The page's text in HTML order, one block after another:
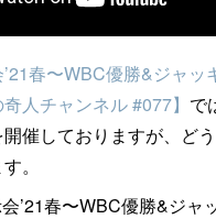
春〜WBC優勝&ジャッ
人チャンネル #077​】 で
催しておりますが、ど
。
’21春〜WBC優勝&ジャ